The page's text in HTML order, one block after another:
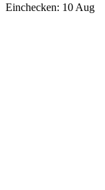
Einchecken: 10 Aug